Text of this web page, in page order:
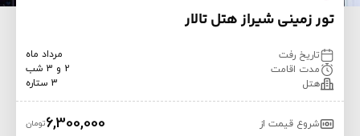
تور زمینی شیراز هتل تالار
تاریخ رفت
مرداد ماه
مدت اقامت
2 و 3 شب
هتل
3 ستاره
شروع قیمت از 6,300,000تومان